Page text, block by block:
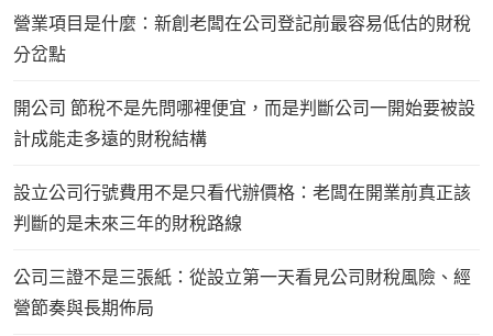
營業項目是什麼：新創老闆在公司登記前最容易低估的財稅
分岔點
開公司 節稅不是先問哪裡便宜，而是判斷公司一開始要被設
計成能走多遠的財稅結構
設立公司行號費用不是只看代辦價格：老闆在開業前真正該
判斷的是未來三年的財稅路線
公司三證不是三張紙：從設立第一天看見公司財稅風險、經
營節奏與長期佈局